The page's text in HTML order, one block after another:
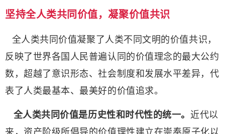
坚持全人类共同价值，凝聚价值共识
全人类共同价值凝聚了人类不同文明的价值共识，
反映了世界各国人民普遍认同的价值理念的最大公约
数，超越了意识形态、社会制度和发展水平差异，代
表了人类最基本、最美好的价值追求。
全人类共同价值是历史性和时代性的统一。 近代以
来，资产阶级所倡导的价值理性建立在崇奉原子化以